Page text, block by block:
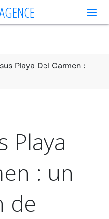
AGENCE
Playa Del Carmen :
Playa
: un
de